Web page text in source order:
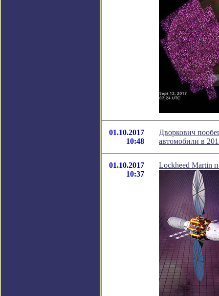
01.10.2017
10:48
Дворкович
автомобили в
01.10.2017
10:37
Lockheed Martin